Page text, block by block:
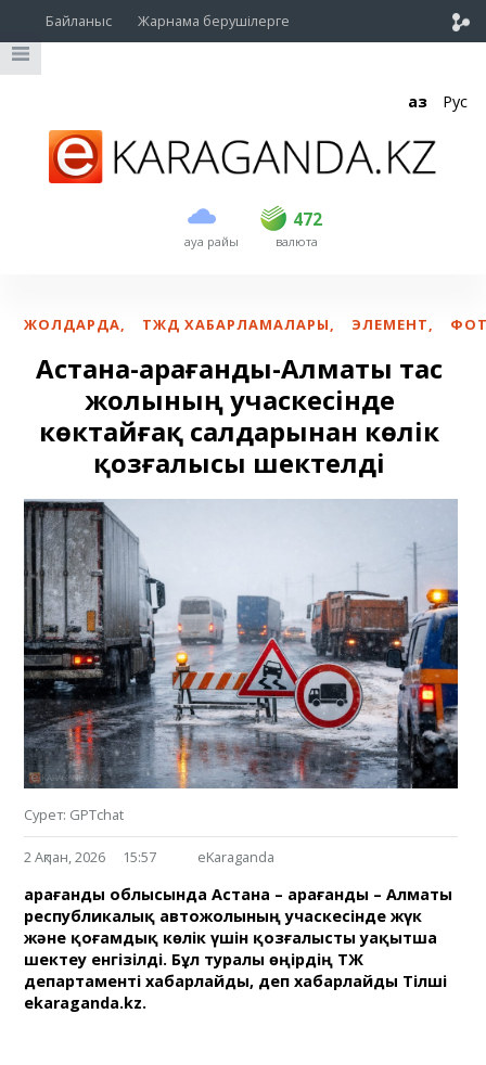
Байланыс Жарнама берушілерге
Қаз Рус
ауа райы
472
USD 470 472
EUR валюта
ЖОЛДАРДА, ТЖД ХАБАРЛАМАЛАРЫ, ЭЛЕМЕНТ,
Астана-Қарағанды-Алматы тас
жолының учаскесінде
көктайғақ салдарынан көлік
қозғалысы шектелді
Сурет: GPTchat
2 Ақпан, 2026 15:57 eKaraganda
Қарағанды облысында Астана – Қарағанды – Алматы
республикалық автожолының учаскесінде жүк
және қоғамдық көлік үшін қозғалысты уақытша
шектеу енгізілді. Бұл туралы өңірдің ТЖ
департаменті хабарлайды, деп хабарлайды Тілші
ekaraganda.kz.